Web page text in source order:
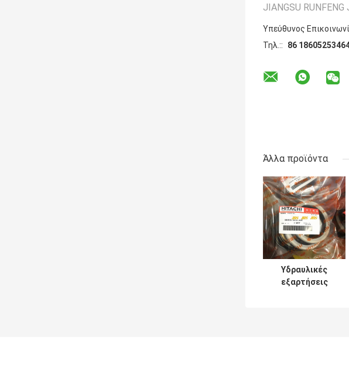
JIANGSU RUNFENG
Υπεύθυνος
Τηλ.::
86
Άλλα προϊόντα
Υδραυλικές
εξαρτήσεις